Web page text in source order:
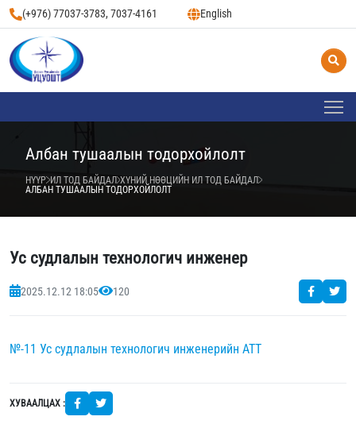
(+976) 77037-3783, 7037-4161 English
Албан тушаалын тодорхойлолт
НҮҮР ИЛ ТОД БАЙДАЛ ХҮНИЙ НӨӨЦИЙН ИЛ ТОД БАЙДАЛ
АЛБАН ТУШААЛЫН ТОДОРХОЙЛОЛТ
Ус судлалын технологич инженер
2025.12.12 18:05 120
№-11 Ус судлалын технологич инженерийн АТТ
ХУВААЛЦАХ :